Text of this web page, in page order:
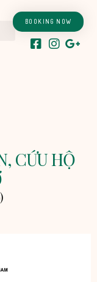
BOOKING NOW
CỨU HỘ